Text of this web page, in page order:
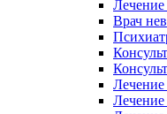
Врач
Лечение
Лечение